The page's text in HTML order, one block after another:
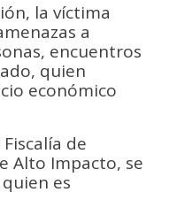
la víctima
a
encuentros
quien
económico
de
Alto Impacto, se
es